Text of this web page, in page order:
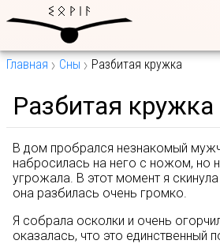
Главная Сны Разбитая кружка
Разбитая кружка
В дом пробрался незнакомый
набросилась на него с ножом, но
угрожала. В этот момент я
она разбилась очень громко.
Я собрала осколки и очень
оказалась, что это единственный